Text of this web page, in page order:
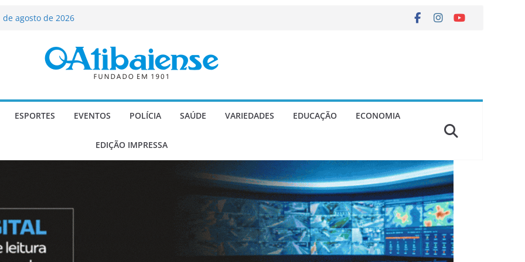
agosto de 2026
– Festa de Bom Jesus dos Perdões
de mosaico do Brasil
candidato a deputado
ESPORTES EVENTOS POLÍCIA SAÚDE VARIEDADES EDUCAÇÃO ECONOMIA
EDIÇÃO IMPRESSA